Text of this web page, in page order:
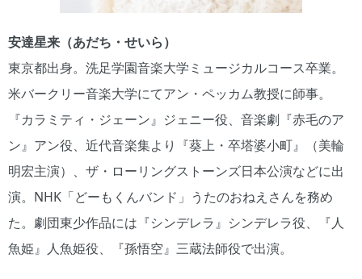
安達星来（あだち・せいら）
東京都出身。洗足学園音楽大学ミュージカルコース卒業。
米バークリー音楽大学にてアン・ペッカム教授に師事。
『カラミティ・ジェーン』ジェニー役、音楽劇『赤毛のア
ン』アン役、近代音楽集より『葵上・卒塔婆小町』（美輪
明宏主演）、ザ・ローリングストーンズ日本公演などに出
演。NHK「どーもくんバンド」うたのおねえさんを務め
た。劇団東少作品には『シンデレラ』シンデレラ役、『人
魚姫』人魚姫役、『孫悟空』三蔵法師役で出演。